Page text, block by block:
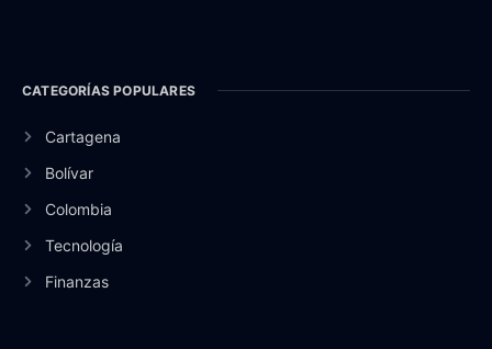
CATEGORÍAS POPULARES
Cartagena
Bolívar
Colombia
Tecnología
Finanzas